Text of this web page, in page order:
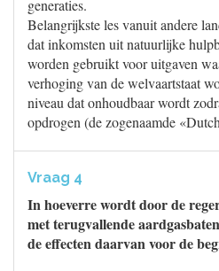
generaties.
Belangrijkste les vanuit andere
dat inkomsten uit natuurlijke
worden gebruikt voor uitgaven
verhoging van de welvaartstaat
niveau dat onhoudbaar wordt
opdrogen (de zogenaamde
Vraag 4
In hoeverre wordt door de
met terugvallende
de effecten daarvan voor de